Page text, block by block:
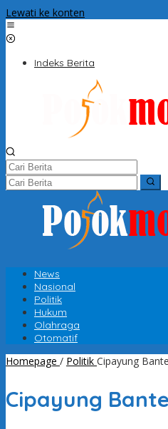
Lewati ke konten
Indeks Berita
News
Nasional
Politik
Hukum
Olahraga
Otomatif
Homepage / Politik Cipayung
Cipayung